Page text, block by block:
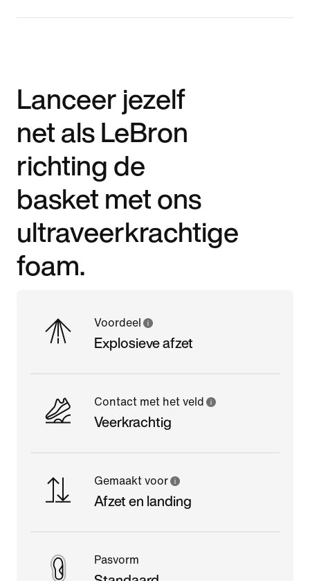
Lanceer jezelf
net als LeBron
richting de
basket met ons
ultraveerkrachtige
foam.
Voordeel
Explosieve afzet
Contact met het veld
Veerkrachtig
Gemaakt voor
Afzet en landing
Pasvorm